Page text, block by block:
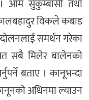
आम सुकुम्बासी तथा
विकले कबाड
समर्थन गरेका
सबै मिलेर बालेनको
बताए । कानूभन्दा
अधिनमा ल्याउन